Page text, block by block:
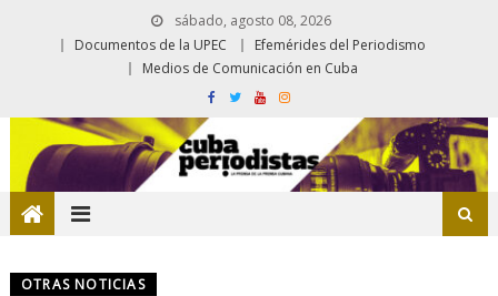
sábado, agosto 08, 2026
Documentos de la UPEC
Efemérides del Periodismo
Medios de Comunicación en Cuba
OTRAS NOTICIAS